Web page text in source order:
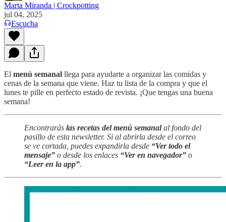
Marta Miranda | Crockpotting
jul 04, 2025
Escucha
El menú semanal llega para ayudarte a organizar las comidas y
cenas de la semana que viene. Haz tu lista de la compra y que el
lunes te pille en perfecto estado de revista. ¡Que tengas una buena
semana!
Encontrarás las recetas del menú semanalal fondo del
pasillo de esta newsletter. Si al abrirla desde el correo
se ve cortada, puedes expandirla desde “Ver todo el
mensaje” o desde los enlaces “Ver en navegador” o
“Leer en la app”.